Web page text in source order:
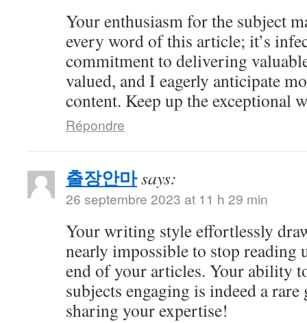
Your enthusiasm for the subject
every word of this article; it’s
commitment to delivering
valued, and I eagerly anticipate
content. Keep up the exceptional
Répondre
출장안마says:
26 septembre 2023 at 11 h 29 min
Your writing style effortlessly
nearly impossible to stop reading
end of your articles. Your ability
subjects engaging is indeed a
sharing your expertise!